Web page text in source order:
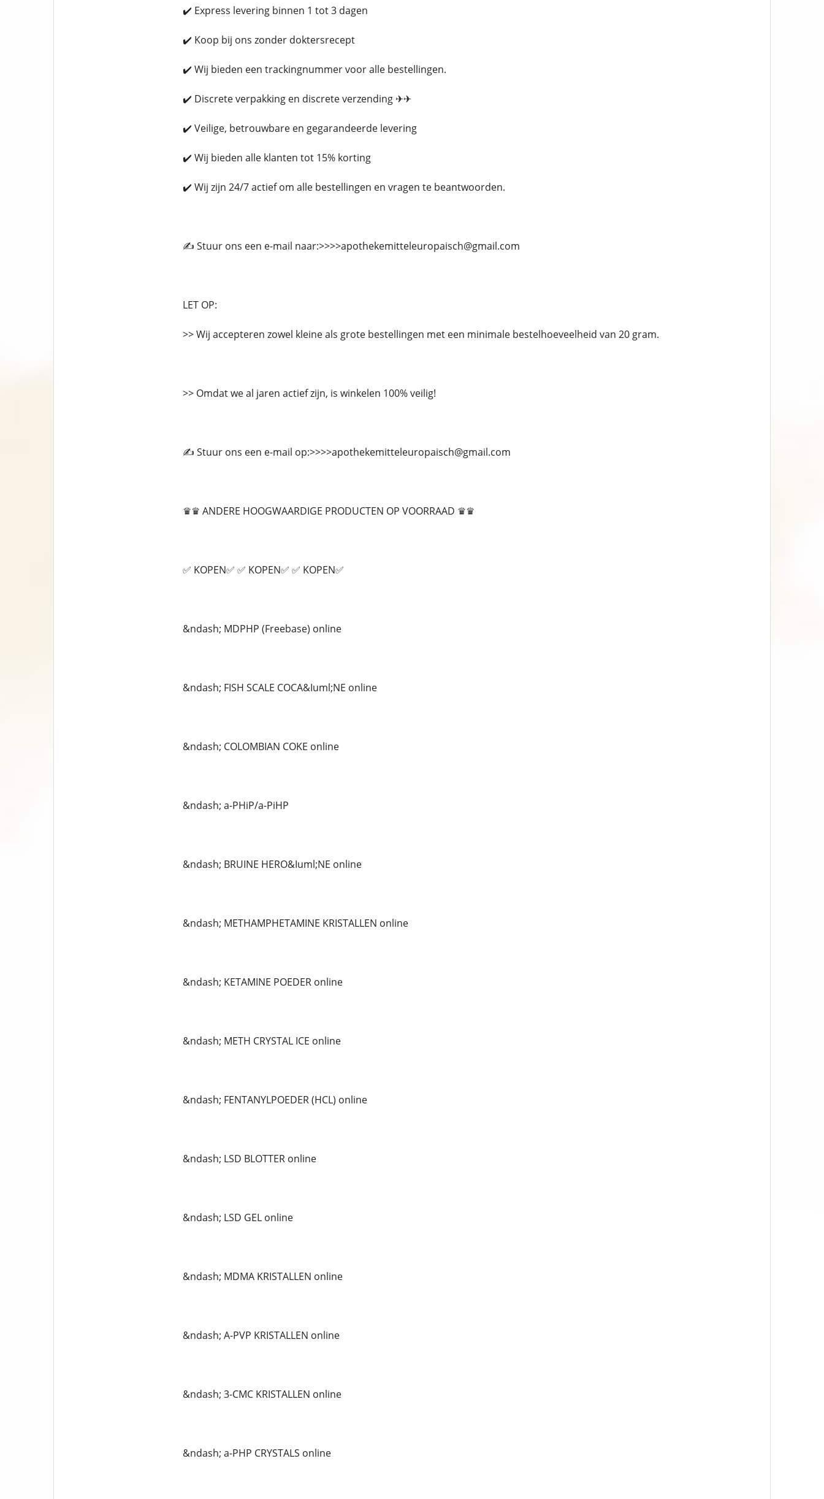
✔️ Express levering binnen 1 tot 3 dagen
✔️ Koop bij ons zonder doktersrecept
✔️ Wij bieden een trackingnummer voor alle bestellingen.
✔️ Discrete verpakking en discrete verzending ✈✈
✔️ Veilige, betrouwbare en gegarandeerde levering
✔️ Wij bieden alle klanten tot 15% korting
✔️ Wij zijn 24/7 actief om alle bestellingen en vragen te beantwoorden.
✍️ Stuur ons een e-mail naar:>>>>apothekemitteleuropaisch@gmail.com
LET OP:
>> Wij accepteren zowel kleine als grote bestellingen met een minimale bestelhoeveelheid van 20 gram.
>> Omdat we al jaren actief zijn, is winkelen 100% veilig!
✍️ Stuur ons een e-mail op:>>>>apothekemitteleuropaisch@gmail.com
♛♛ ANDERE HOOGWAARDIGE PRODUCTEN OP VOORRAAD ♛♛
✅ KOPEN✅ ✅ KOPEN✅ ✅ KOPEN✅
&ndash; MDPHP (Freebase) online
&ndash; FISH SCALE COCA&Iuml;NE online
&ndash; COLOMBIAN COKE online
&ndash; a-PHiP/a-PiHP
&ndash; BRUINE HERO&Iuml;NE online
&ndash; METHAMPHETAMINE KRISTALLEN online
&ndash; KETAMINE POEDER online
&ndash; METH CRYSTAL ICE online
&ndash; FENTANYLPOEDER (HCL) online
&ndash; LSD BLOTTER online
&ndash; LSD GEL online
&ndash; MDMA KRISTALLEN online
&ndash; A-PVP KRISTALLEN online
&ndash; 3-CMC KRISTALLEN online
&ndash; a-PHP CRYSTALS online